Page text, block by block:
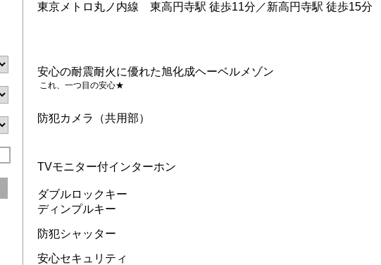
東京メトロ丸ノ内線 東高円寺駅 徒歩11分／新高円寺駅 徒歩15分
安心の耐震耐火に優れた旭化成ヘーベルメゾン
これ、一つ目の安心★
防犯カメラ（共用部）
TVモニター付インターホン
ダブルロックキー
ディンプルキー
防犯シャッター
安心セキュリティ